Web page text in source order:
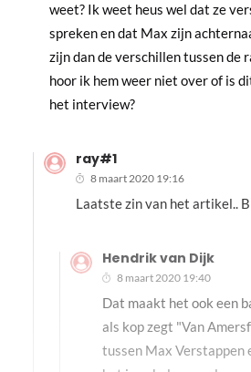
weet? Ik weet heus wel dat ze
spreken en dat Max zijn
zijn dan de verschillen tussen de
hoor ik hem weer niet over of is
het interview?
ray#1
8 maart 2020 19:16
Laatste zin van het artikel..
Hendrik van Dijk
8 maart 2020 19:40
Dat maakt het ook een
als kop zegt "Van
tussen Max Verstappen